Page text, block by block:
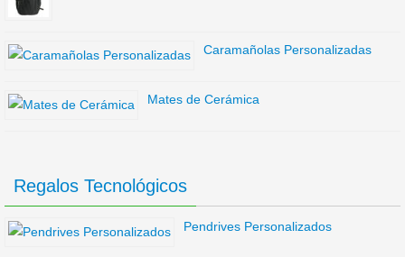
Caramañolas Personalizadas
Mates de Cerámica
Regalos Tecnológicos
Pendrives Personalizados